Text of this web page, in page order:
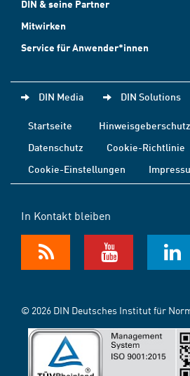
DIN & seine Partner
Mitwirken
Service für Anwender*innen
DIN Media DIN Solutions
Startseite
Datenschutz
Cookie-Richtlinie
Cookie-Einstellungen
In Kontakt bleiben
© 2026 DIN Deutsches Institut für